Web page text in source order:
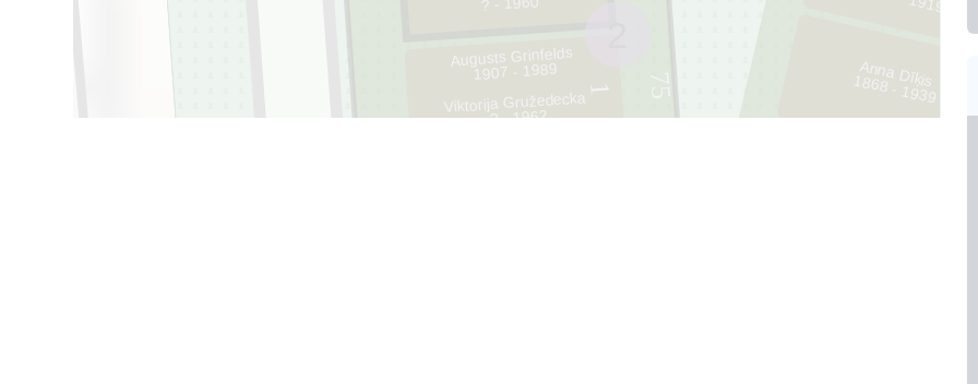
75
1
Augusts Grinfelds
1907 - 1989
Viktorija Gružedecka
? - 1962
Anna Dīķis
1868 - 1939